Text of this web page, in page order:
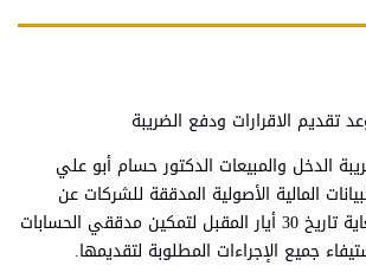
تقديم الاقرارات ودفع الضريبة
الدخل والمبيعات الدكتور حسام أبو علي
المالية الأصولية المدققة للشركات عن
السنة المالية 2023 لغاية تاريخ 30 أيار المقبل لتمكين مدققي الحسابات
جميع الإجراءات المطلوبة لتقديمها.